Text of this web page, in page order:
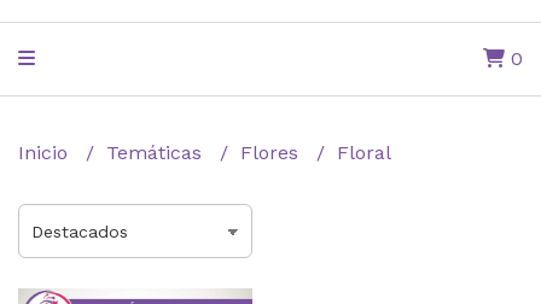
0
Inicio Temáticas Flores Floral